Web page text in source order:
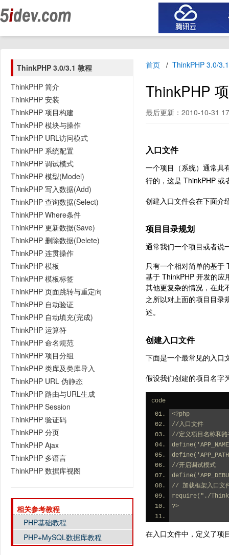
ThinkPHP 3.0/3.1 教程
ThinkPHP 简介
ThinkPHP 安装
ThinkPHP 项目构建
ThinkPHP 模块与操作
ThinkPHP URL访问模式
ThinkPHP 系统配置
ThinkPHP 调试模式
ThinkPHP 模型(Model)
ThinkPHP 写入数据(Add)
ThinkPHP 查询数据(Select)
ThinkPHP Where条件
ThinkPHP 更新数据(Save)
ThinkPHP 删除数据(Delete)
ThinkPHP 连贯操作
ThinkPHP 模板
ThinkPHP 模板标签
ThinkPHP 页面跳转与重定向
ThinkPHP 自动验证
ThinkPHP 自动填充(完成)
ThinkPHP 运算符
ThinkPHP 命名规范
ThinkPHP 项目分组
ThinkPHP 类库及类库导入
ThinkPHP URL 伪静态
ThinkPHP 路由与URL生成
ThinkPHP Session
ThinkPHP 验证码
ThinkPHP 分页
ThinkPHP Ajax
ThinkPHP 多语言
ThinkPHP 数据库视图
相关参考教程
PHP基础教程
PHP+MySQL数据库教程
首页 ThinkPHP 3.0/
ThinkPHP
最后更新：2010-10-31
入口文件
一个项目（系统）通常具
行的，这是 ThinkPHP 或
创建入口文件会在下面介
项目目录规划
通常我们一个项目或者说
只有一个相对简单的基于
基于 ThinkPHP 开发的应
其他更复杂的情况，在此
之所以对上面的项目目录
述。
创建入口文件
下面是一个最常见的入口
假设我们创建的项目名字
code
<?php
//入口文件
//定义项目名称和路
//开启调试模式
// 加载框架入口文
require("./
?>
在入口文件中，定义了项